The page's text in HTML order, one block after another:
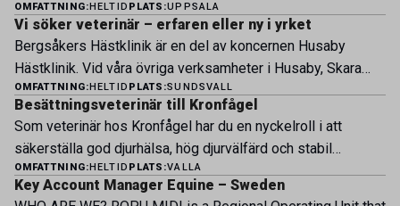
nu sin specialistverksamhet och söker legitimerade
veterinärer med specialistkompetens som vill vara med
och forma vårt nästa kapitel. Hos oss möter du ett
engagerat team, moderna faciliteter och verkliga
möjligheter att bedriva avancerad djursjukvård. Vad vi
erbjuder Särskilt meriterande: […]
OMFATTNING: HELTID PLATS:UPPSALA
Vi söker veterinär – erfaren eller ny i yrket
Bergsåkers Hästklinik är en del av koncernen Husaby
Hästklinik. Vid våra övriga verksamheter i Husaby, Skara
och Bjertorp jobbar idag ett 60-tal medarbetare. Om kliniken
Bergsåkers Hästklinik bedriver veterinärverksamhet i en
modern klinik vid Bergsåkers travbana, Sundsvall. Vi
erbjuder ett mångfasetterat utbud av undersökningar och
behandlingar i välutrustade lokaler. Vi har cirka 7 500
patienter […]
OMFATTNING: HELTID PLATS:SUNDSVALL
Besättningsveterinär till Kronfågel
Som veterinär hos Kronfågel har du en nyckelroll i att
säkerställa god djurhälsa, hög djurvälfärd och stabil
produktion genom hela värdekedjan. Du arbetar nära våra
kontrakterade uppfödare och tillsammans med kollegor
OMFATTNING: HELTID PLATS:VALLA
Key Account Manager Equine – Sweden